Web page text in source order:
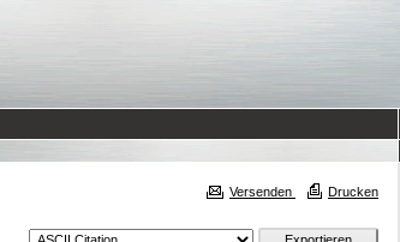
Versenden Drucken